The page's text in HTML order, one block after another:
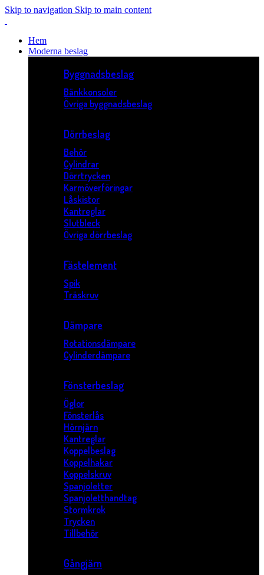
Skip to navigation Skip to main content
Hem
Moderna beslag
Byggnadsbeslag
Bänkkonsoler
Övriga byggnadsbeslag
Dörrbeslag
Behör
Cylindrar
Dörrtrycken
Karmöverföringar
Låskistor
Kantreglar
Slutbleck
Övriga dörrbeslag
Fästelement
Spik
Träskruv
Dämpare
Rotationsdämpare
Cylinderdämpare
Fönsterbeslag
Öglor
Fönsterlås
Hörnjärn
Kantreglar
Koppelbeslag
Koppelhakar
Koppelskruv
Spanjoletter
Spanjoletthandtag
Stormkrok
Trycken
Tillbehör
Gångjärn